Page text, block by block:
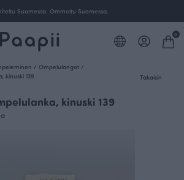
Suomessa. Ommeltu Suomessa.
0
/ Ompelulangat /
kinuski 139
Takaisin
kinuski 139